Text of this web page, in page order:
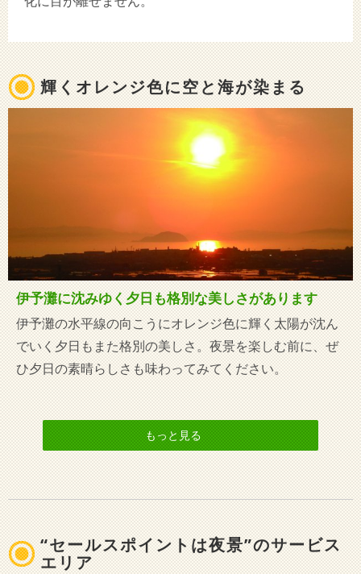
輝くオレンジ色に空と海が染まる
伊予灘に沈みゆく夕日も格別な美しさがあります
伊予灘の水平線の向こうにオレンジ色に輝く太陽が沈ん
でいく夕日もまた格別の美しさ。夜景を楽しむ前に、ぜ
ひ夕日の素晴らしさも味わってみてください。
もっと見る
“セールスポイントは夜景”のサービス
エリア